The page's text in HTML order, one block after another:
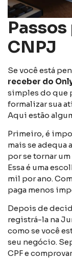
CNPJ
Se você está
receber do
simples do que
formalizar sua
Aqui estão
Primeiro, é
mais se adequa
por se tornar
Essa é uma
mil por ano.
paga menos
Depois de
registrá-la na
como se você
seu negócio.
CPF e